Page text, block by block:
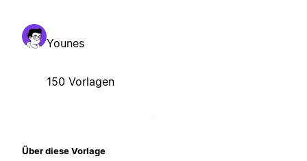
Younes
150 Vorlagen
Über diese Vorlage